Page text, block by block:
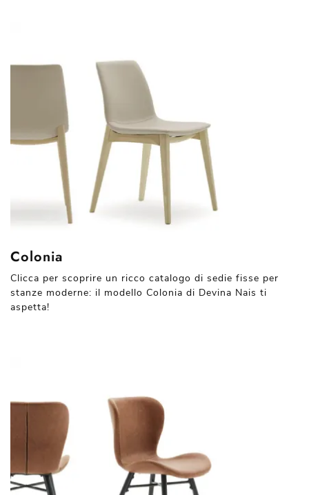
Colonia
Clicca per scoprire un ricco catalogo di sedie fisse per
stanze moderne: il modello Colonia di Devina Nais ti
aspetta!